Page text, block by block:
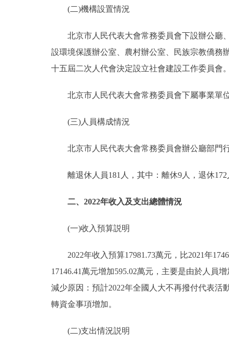
(二)機構設置情況
北京市人民代表大會常務委員會下設辦公廳、
設環境保護辦公室、農村辦公室、民族宗教僑務
十五屆二次人代會決定設立社會建設工作委員會
北京市人民代表大會常務委員會下屬事業單
(三)人員構成情況
北京市人民代表大會常務委員會辦公廳部門行
離退休人員181人，其中：離休9人，退休172
二、2022年收入及支出總體情況
(一)收入預算説明
2022年收入預算17981.73萬元，比2021年
17146.41萬元增加595.02萬元，主要是由於人員
減少原因：預計2022年全國人大不再撥付代表活
轉資金事項增加。
(二)支出情況説明